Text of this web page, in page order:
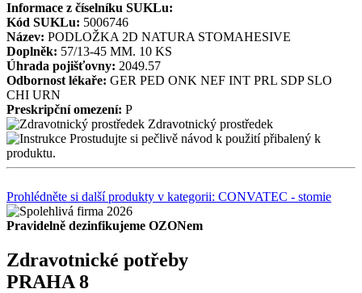
Informace z číselníku SUKLu:
Kód SUKLu: 5006746
Název: PODLOŽKA 2D NATURA STOMAHESIVE
Doplněk: 57/13-45 MM. 10 KS
Úhrada pojišťovny: 2049.57
Odbornost lékaře: GER PED ONK NEF INT PRL SDP SLO
CHI URN
Preskripční omezení: P
Zdravotnický prostředek
Prostudujte si pečlivě návod k použití přibalený k
produktu.
Prohlédněte si další produkty v kategorii: CONVATEC - stomie
Pravidelně dezinfikujeme OZONem
Zdravotnické potřeby
PRAHA 8